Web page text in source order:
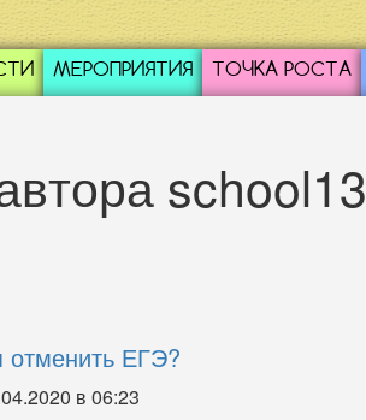
МЕРОПРИЯТИЯ ТОЧКА РОСТА
school13
отменить ЕГЭ?
в 06:23